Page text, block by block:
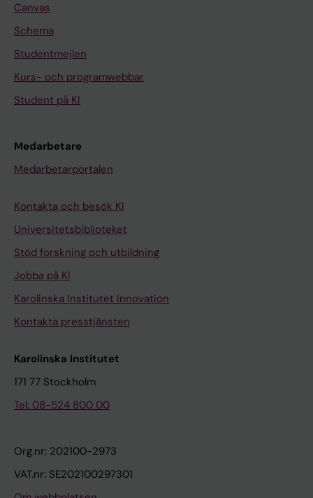
Canvas
Schema
Studentmejlen
Kurs- och programwebbar
Student på KI
Medarbetare
Medarbetarportalen
Kontakta och besök KI
Universitetsbiblioteket
Stöd forskning och utbildning
Jobba på KI
Karolinska Institutet Innovation
Kontakta presstjänsten
Karolinska Institutet
171 77 Stockholm
Tel: 08-524 800 00
Org.nr: 202100-2973
VAT.nr: SE202100297301